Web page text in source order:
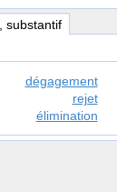
, substantif
dégagement
rejet
élimination